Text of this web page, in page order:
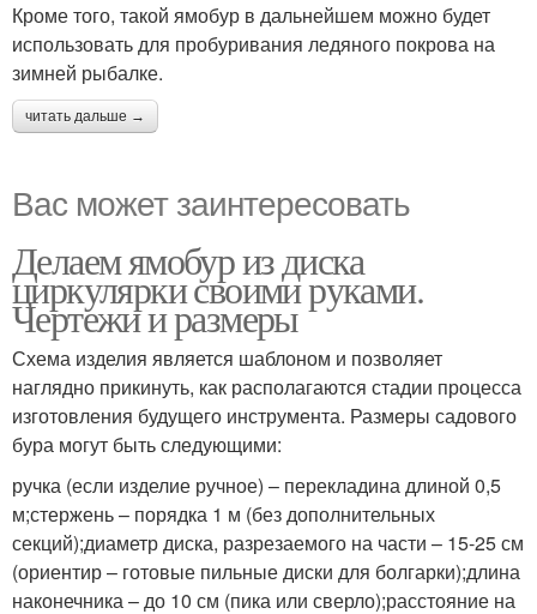
Кроме того, такой ямобур в дальнейшем можно будет
использовать для пробуривания ледяного покрова на
зимней рыбалке.
читать дальше →
Вас может заинтересовать
Делаем ямобур из диска
циркулярки своими руками.
Чертежи и размеры
Схема изделия является шаблоном и позволяет
наглядно прикинуть, как располагаются стадии процесса
изготовления будущего инструмента. Размеры садового
бура могут быть следующими:
ручка (если изделие ручное) – перекладина длиной 0,5
м;стержень – порядка 1 м (без дополнительных
секций);диаметр диска, разрезаемого на части – 15-25 см
(ориентир – готовые пильные диски для болгарки);длина
наконечника – до 10 см (пика или сверло);расстояние на